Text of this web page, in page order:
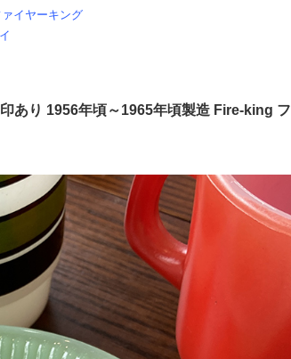
ァイヤーキング
あり 1956年頃～1965年頃製造 Fire-king